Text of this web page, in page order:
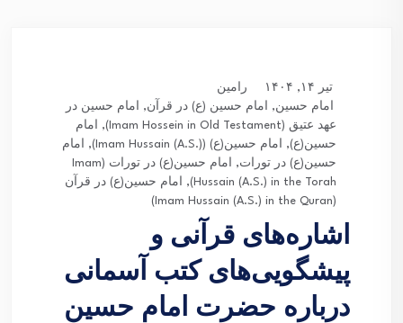
تیر ۱۴, ۱۴۰۴
رامین
امام حسین, امام حسین (ع) در قرآن,
امام حسین در
عهد عتیق (Imam Hossein in Old Testament)
,
امام
حسین(ع), امام حسین(ع) (Imam Hussain (A.S.)) ,
امام
حسین(ع) در تورات,
امام حسین(ع) در تورات (Imam
Hussain (A.S.) in the Torah)
,
امام حسین(ع) در قرآن
(Imam Hussain (A.S.) in the Quran)
اشاره‌های قرآنی و
پیشگویی‌های کتب آسمانی
درباره حضرت امام حسین